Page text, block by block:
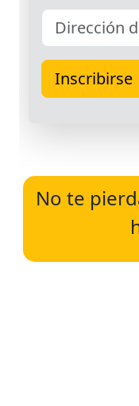
No te